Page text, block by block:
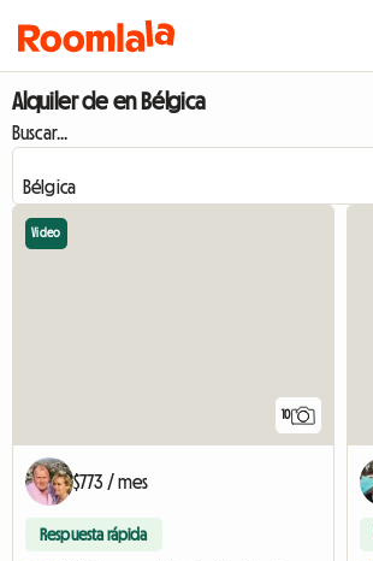
Alquiler de en Bélgica
Buscar...
10
Video
$773 / mes
Respuesta rápida